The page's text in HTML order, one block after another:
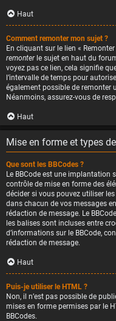
Haut
Comment remonter mon sujet ?
En cliquant sur le lien «
remonterle sujet en haut du
voyez pas ce lien, cela signifie
l’intervalle de temps pour
également possible de remonter
Néanmoins, assurez-vous de
Haut
Mise en forme et types
Que sont les BBCodes ?
Le BBCode est une implantation
contrôle de mise en forme des
décider si vous pouvez utiliser
dans chacun de vos messages
rédaction de message. Le
les balises sont incluses entre
d’informations sur le BBCode,
rédaction de message.
Haut
Puis-je utiliser le HTML ?
Non, il n’est pas possible de
mises en forme permises par le
BBCodes.